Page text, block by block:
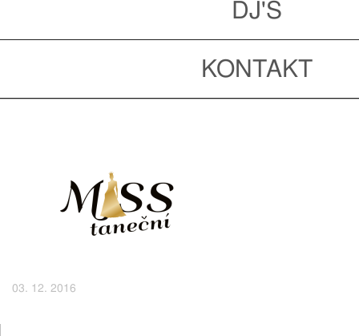
DJ'S
KONTAKT
03. 12. 2016